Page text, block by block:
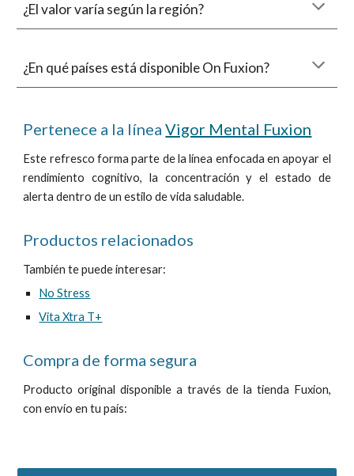
¿El valor varía según la región?
¿En qué países está disponible On Fuxion?
Pertenece a la líneaVigor Mental Fuxion
Este refresco forma parte de la línea enfocada en apoyar el
rendimiento cognitivo, la concentración y el estado de
alerta dentro de un estilo de vida saludable.
Productos relacionados
También te puede interesar:
No Stress
Vita Xtra T+
Compra de forma segura
Producto original disponible a través de la tienda Fuxion,
con envío en tu país: